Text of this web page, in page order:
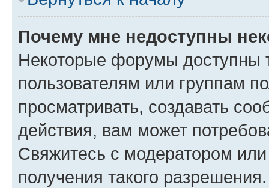
Почему мне недоступны
Некоторые форумы доступны
пользователям или группам
просматривать, создавать
действия, вам может
Свяжитесь с модератором
получения такого разрешения.